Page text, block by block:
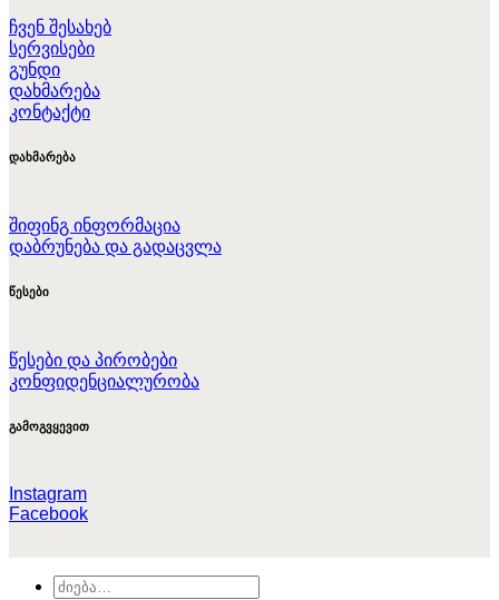
ჩვენ შესახებ
სერვისები
გუნდი
დახმარება
კონტაქტი
დახმარება
შიფინგ ინფორმაცია
დაბრუნება და გადაცვლა
წესები
წესები და პირობები
კონფიდენციალურობა
გამოგვყევით
Instagram
Facebook
ძებნა: